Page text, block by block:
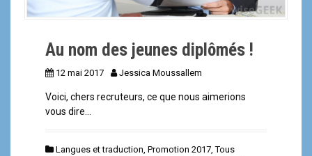
Au nom des jeunes diplômés !
12 mai 2017 Jessica Moussallem
Voici, chers recruteurs, ce que nous aimerions
vous dire…
Langues et traduction Promotion 2017 ,Tous